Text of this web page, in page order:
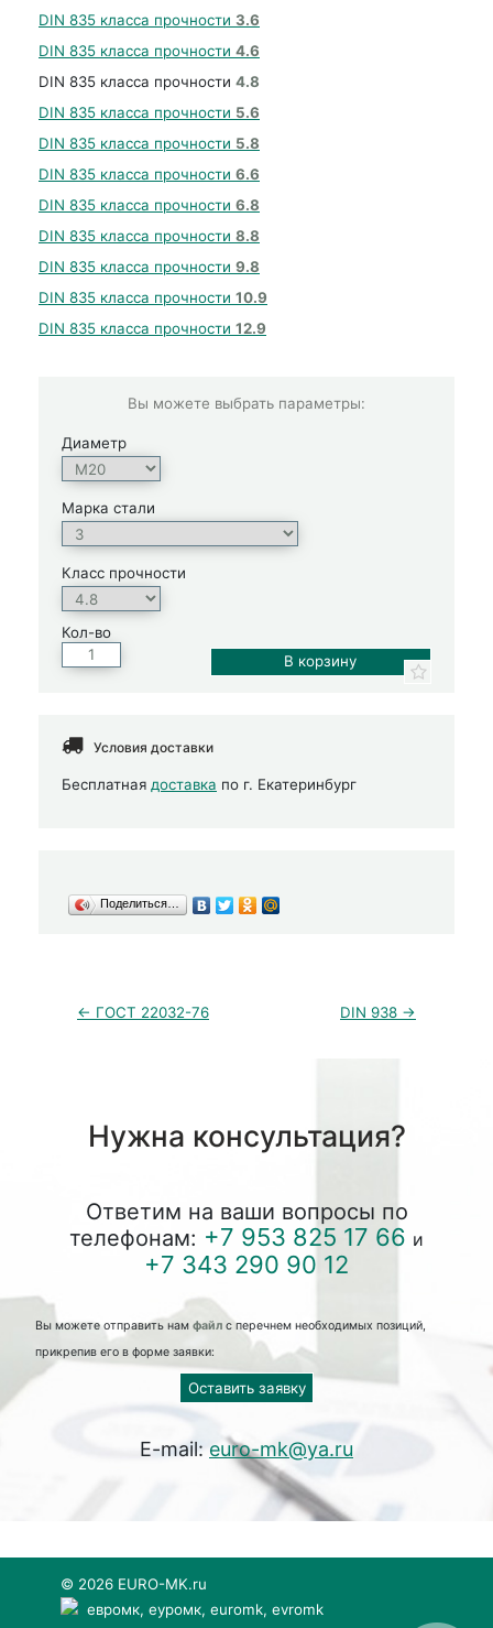
DIN 835 класса прочности 3.6
DIN 835 класса прочности 4.6
DIN 835 класса прочности 4.8
DIN 835 класса прочности 5.6
DIN 835 класса прочности 5.8
DIN 835 класса прочности 6.6
DIN 835 класса прочности 6.8
DIN 835 класса прочности 8.8
DIN 835 класса прочности 9.8
DIN 835 класса прочности 10.9
DIN 835 класса прочности 12.9
Вы можете выбрать параметры:
Диаметр
Марка стали
Класс прочности
Кол-во
Условия доставки
Бесплатная доставка по г. Екатеринбург
Поделиться…
← ГОСТ 22032-76 DIN 938 →
Нужна консультация?
Ответим на ваши вопросы по
телефонам: +7 953 825 17 66 и
+7 343 290 90 12
Вы можете отправить нам файлс перечнем необходимых позиций,
прикрепив его в форме заявки:
Оставить заявку
E-mail: euro-mk@ya.ru
© 2026 EURO-MK.ru
евромк, еуромк, euromk, evromk